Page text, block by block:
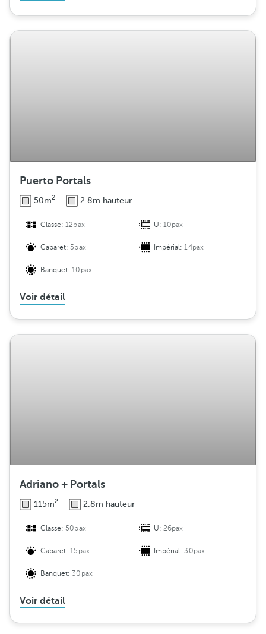
Puerto Portals
50m2 2.8m hauteur
Classe:12pax U:10pax
Cabaret: 5pax Impérial:14pax
Banquet:10pax
Voir détail
Adriano + Portals
115m2 2.8m hauteur
Classe: 50pax U:26pax
Cabaret:15pax Impérial:30pax
Banquet:30pax
Voir détail